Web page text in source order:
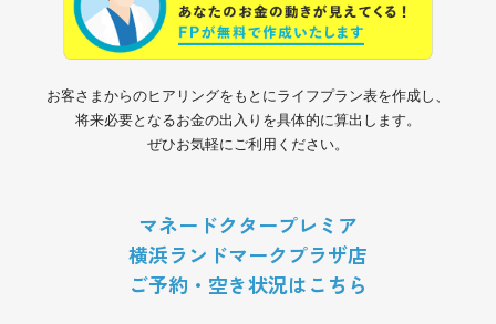
お客さまからのヒアリングをもとにライフプラン表を作成し、
将来必要となるお金の出入りを具体的に算出します。
ぜひお気軽にご利用ください。
マネードクタープレミア
横浜ランドマークプラザ店
ご予約・空き状況はこちら